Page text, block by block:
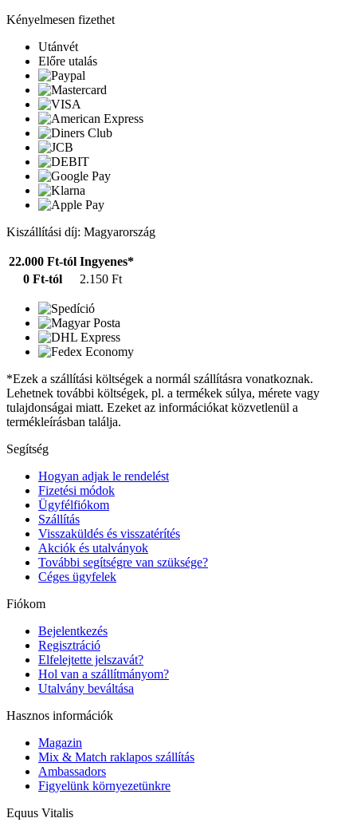
Kényelmesen fizethet
Utánvét
Előre utalás
Kiszállítási díj: Magyarország
22.000 Ft-tól Ingyenes*
0 Ft-tól
2.150 Ft
*Ezek a szállítási költségek a normál szállításra vonatkoznak.
Lehetnek további költségek, pl. a termékek súlya, mérete vagy
tulajdonságai miatt. Ezeket az információkat közvetlenül a
termékleírásban találja.
Segítség
Hogyan adjak le rendelést
Fizetési módok
Ügyfélfiókom
Szállítás
Visszaküldés és visszatérítés
Akciók és utalványok
További segítségre van szüksége?
Céges ügyfelek
Fiókom
Bejelentkezés
Regisztráció
Elfelejtette jelszavát?
Hol van a szállítmányom?
Utalvány beváltása
Hasznos információk
Magazin
Mix & Match raklapos szállítás
Ambassadors
Figyelünk környezetünkre
Equus Vitalis